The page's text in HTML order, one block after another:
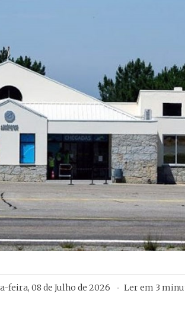
feira, 08 de Julho de 2026 Ler em 3